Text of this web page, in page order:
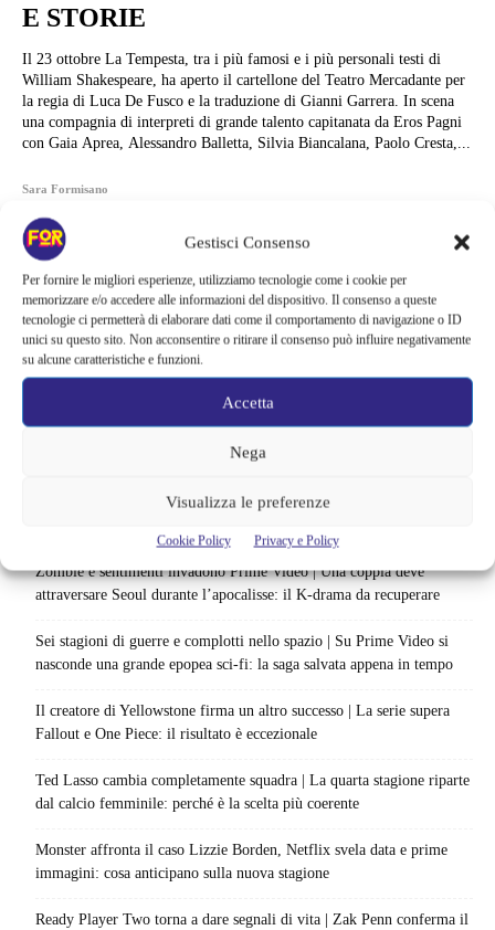
Gestisci Consenso
Per fornire le migliori esperienze, utilizziamo tecnologie come i cookie per
memorizzare e/o accedere alle informazioni del dispositivo. Il consenso a queste
tecnologie ci permetterà di elaborare dati come il comportamento di navigazione o ID
unici su questo sito. Non acconsentire o ritirare il consenso può influire negativamente
su alcune caratteristiche e funzioni.
Accetta
Nega
Visualizza le preferenze
Cookie Policy Privacy e Policy
E STORIE
Il 23 ottobre La Tempesta, tra i più famosi e i più personali testi di
William Shakespeare, ha aperto il cartellone del Teatro Mercadante per
la regia di Luca De Fusco e la traduzione di Gianni Garrera. In scena
una compagnia di interpreti di grande talento capitanata da Eros Pagni
con Gaia Aprea, Alessandro Balletta, Silvia Biancalana, Paolo Cresta,...
Sara Formisano
Zombie e sentimenti invadono Prime Video | Una coppia deve
attraversare Seoul durante l’apocalisse: il K-drama da recuperare
Sei stagioni di guerre e complotti nello spazio | Su Prime Video si
nasconde una grande epopea sci-fi: la saga salvata appena in tempo
Il creatore di Yellowstone firma un altro successo | La serie supera
Fallout e One Piece: il risultato è eccezionale
Ted Lasso cambia completamente squadra | La quarta stagione riparte
dal calcio femminile: perché è la scelta più coerente
Monster affronta il caso Lizzie Borden, Netflix svela data e prime
immagini: cosa anticipano sulla nuova stagione
Ready Player Two torna a dare segnali di vita | Zak Penn conferma il